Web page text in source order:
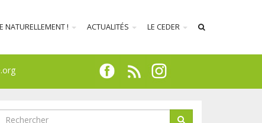
NATURELLEMENT ! ACTUALITÉS LE CEDER